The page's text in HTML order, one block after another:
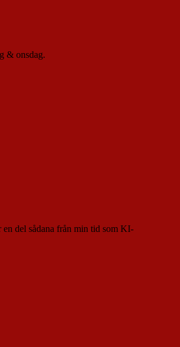
& onsdag.
del sådana från min tid som KI-